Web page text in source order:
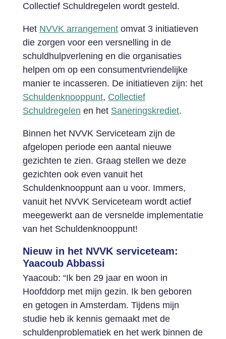
Collectief Schuldregelen wordt gesteld.
Het NVVK arrangementomvat 3 initiatieven
die zorgen voor een versnelling in de
schuldhulpverlening en die organisaties
helpen om op een consumentvriendelijke
manier te incasseren. De initiatieven zijn: het
Schuldenknooppunt, Collectief
Schuldregelen en het Saneringskrediet.
Binnen het NVVK Serviceteam zijn de
afgelopen periode een aantal nieuwe
gezichten te zien. Graag stellen we deze
gezichten ook even vanuit het
Schuldenknooppunt aan u voor. Immers,
vanuit het NVVK Serviceteam wordt actief
meegewerkt aan de versnelde implementatie
van het Schuldenknooppunt!
Nieuw in het NVVK serviceteam:
Yaacoub Abbassi
Yaacoub: “Ik ben 29 jaar en woon in
Hoofddorp met mijn gezin. Ik ben geboren
en getogen in Amsterdam. Tijdens mijn
studie heb ik kennis gemaakt met de
schuldenproblematiek en het werk binnen de